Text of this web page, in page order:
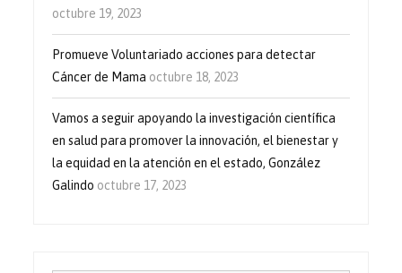
octubre 19, 2023
Promueve Voluntariado acciones para detectar
Cáncer de Mama octubre 18, 2023
Vamos a seguir apoyando la investigación científica
en salud para promover la innovación, el bienestar y
la equidad en la atención en el estado, González
Galindo octubre 17, 2023